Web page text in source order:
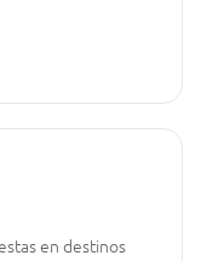
en destinos